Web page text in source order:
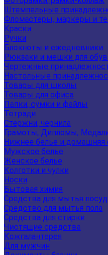
Штемпельные
Фломастеры, маркеры и
Краски
Ручки
Блокноты и ежедневники
Рюкзаки и мешки для
Чертежные
Настольные
Товары для школы
Товары для офиса
Папки, сумки и файлы
Тетради
Стержни, чернила
Грамоты, Дипломы,
Нижнее белье и домашняя
Мужское белье
Женское белье
Колготки и чулки
Носки
Бытовая химия
Средства для мытья
Средство для мытья пола
Средства для стирки
Чистящие средства
Кожгалантерея
Для мужчин